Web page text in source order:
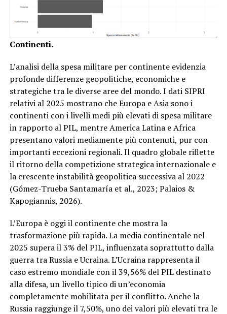
Continenti.
L’analisi della spesa militare per continente evidenzia
profonde differenze geopolitiche, economiche e
strategiche tra le diverse aree del mondo. I dati SIPRI
relativi al 2025 mostrano che Europa e Asia sono i
continenti con i livelli medi più elevati di spesa militare
in rapporto al PIL, mentre America Latina e Africa
presentano valori mediamente più contenuti, pur con
importanti eccezioni regionali. Il quadro globale riflette
il ritorno della competizione strategica internazionale e
la crescente instabilità geopolitica successiva al 2022
(Gómez-Trueba Santamaría et al., 2023; Palaios &
Kapogiannis, 2026).
L’Europa è oggi il continente che mostra la
trasformazione più rapida. La media continentale nel
2025 supera il 3% del PIL, influenzata soprattutto dalla
guerra tra Russia e Ucraina. L’Ucraina rappresenta il
caso estremo mondiale con il 39,56% del PIL destinato
alla difesa, un livello tipico di un’economia
completamente mobilitata per il conflitto. Anche la
Russia raggiunge il 7,50%, uno dei valori più elevati tra le